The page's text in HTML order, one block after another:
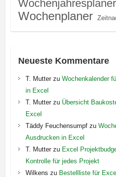
Wochenjahresplaner
Wochenplaner
Neueste Kommentare
T. Mutterzu Wochenkalender
in Excel
T. Mutterzu Übersicht
Excel
Täddy Feuchensumpfzu
Ausdrucken in Excel
T. Mutterzu Excel
Kontrolle für jedes Projekt
Wilkens zu Bestellliste für